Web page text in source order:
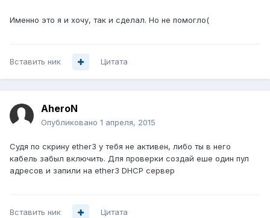
Именно это я и хочу, так и сделал. Но не помогло(
Вставить ник Цитата
AheroN
Опубликовано 1 апреля, 2015
Судя по скрину ether3 у тебя не активен, либо ты в него
кабель забыл включить. Для проверки создай еше один пул
адресов и запили на ether3 DHCP сервер
Вставить ник Цитата